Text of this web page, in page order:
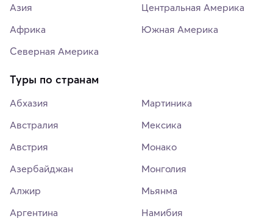
Азия
Африка
Северная Америка
Центральная Америка
Южная Америка
Туры по странам
Абхазия
Австралия
Австрия
Азербайджан
Алжир
Аргентина
Мартиника
Мексика
Монако
Монголия
Мьянма
Намибия